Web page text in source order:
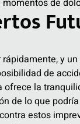
de
y
de
la
de lo que
estos